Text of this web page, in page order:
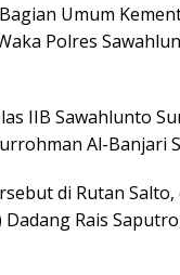
Umum
Polres
IIB Sawahlunto
Al-Banjari
di Rutan
Rais